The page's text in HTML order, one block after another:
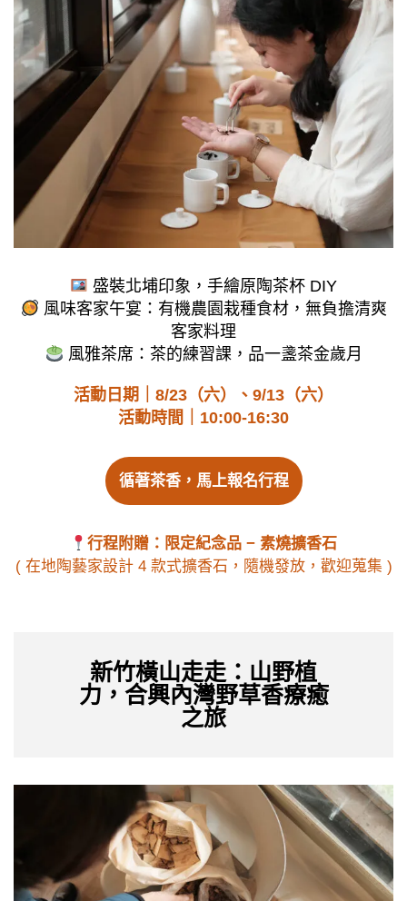
盛裝北埔印象，手繪原陶茶杯 DIY
風味客家午宴：有機農園栽種食材，無負擔清爽
客家料理
風雅茶席：茶的練習課，品一盞茶金歲月
活動日期｜8/23（六）、9/13（六）
活動時間｜10:00-16:30
循著茶香，馬上報名行程
行程附贈：限定紀念品 − 素燒擴香石
( 在地陶藝家設計 4 款式擴香石，隨機發放，歡迎蒐集 )
新竹橫山走走：山野植
力，合興內灣野草香療癒
之旅